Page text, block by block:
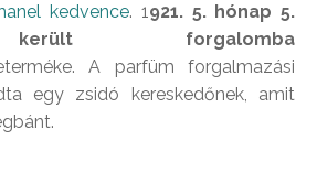
kedvence. 1921. 5. hónap 5.
forgalomba
A parfüm forgalmazási
egy zsidó kereskedőnek, amit